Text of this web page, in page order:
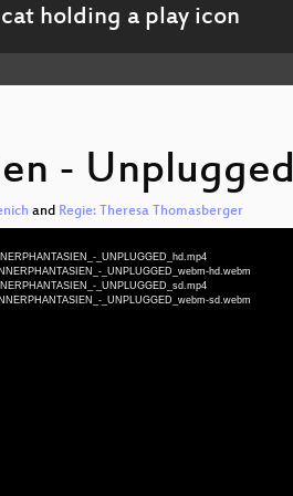
- Unplugged
and Regie: Theresa Thomasberger
_UNPLUGGED_hd.mp4
_UNPLUGGED_webm-hd.webm
_UNPLUGGED_sd.mp4
_UNPLUGGED_webm-sd.webm